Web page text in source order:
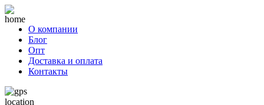
О компании
Блог
Опт
Доставка и оплата
Контакты